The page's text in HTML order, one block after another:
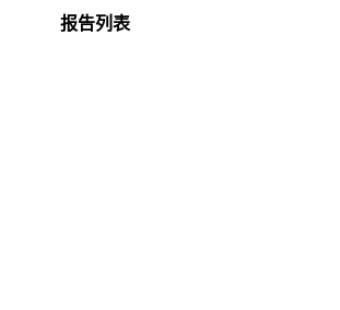
报告列表